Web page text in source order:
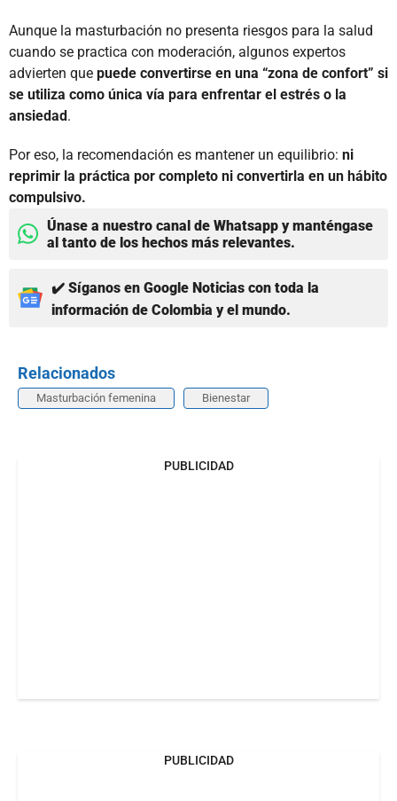
Aunque la masturbación no presenta riesgos para la salud
cuando se practica con moderación, algunos expertos
advierten que puede convertirse en una “zona de confort” si
se utiliza como única vía para enfrentar el estrés o la
ansiedad.
Por eso, la recomendación es mantener un equilibrio: ni
reprimir la práctica por completo ni convertirla en un hábito
compulsivo.
Únase a nuestro canal de Whatsapp y manténgase
al tanto de los hechos más relevantes.
✔️ Síganos en Google Noticias con toda la
información de Colombia y el mundo.
Relacionados
Masturbación femenina Bienestar
PUBLICIDAD
PUBLICIDAD